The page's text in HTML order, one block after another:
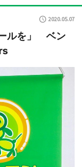
2020.05.07
ルを」 ベン